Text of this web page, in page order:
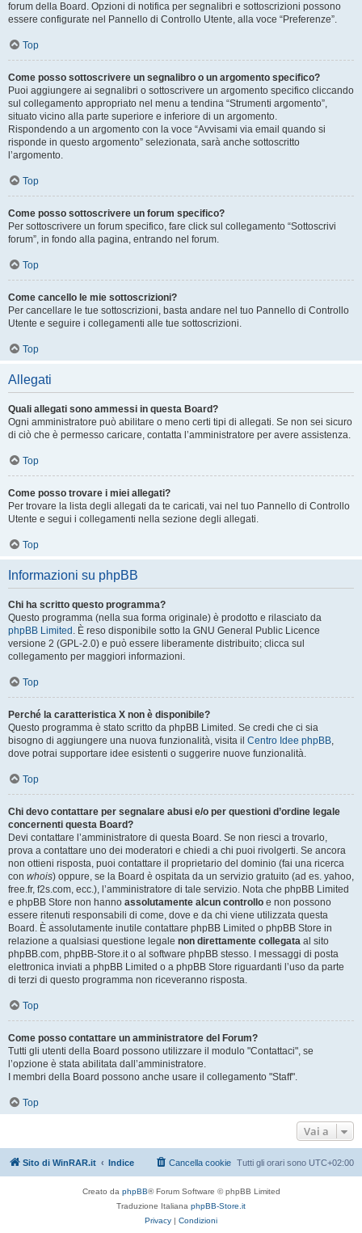
forum della Board. Opzioni di notifica per segnalibri e sottoscrizioni possono
essere configurate nel Pannello di Controllo Utente, alla voce “Preferenze”.
Top
Come posso sottoscrivere un segnalibro o un argomento specifico?
Puoi aggiungere ai segnalibri o sottoscrivere un argomento specifico cliccando
sul collegamento appropriato nel menu a tendina “Strumenti argomento”,
situato vicino alla parte superiore e inferiore di un argomento.
Rispondendo a un argomento con la voce “Avvisami via email quando si
risponde in questo argomento” selezionata, sarà anche sottoscritto
l’argomento.
Top
Come posso sottoscrivere un forum specifico?
Per sottoscrivere un forum specifico, fare click sul collegamento “Sottoscrivi
forum”, in fondo alla pagina, entrando nel forum.
Top
Come cancello le mie sottoscrizioni?
Per cancellare le tue sottoscrizioni, basta andare nel tuo Pannello di Controllo
Utente e seguire i collegamenti alle tue sottoscrizioni.
Top
Allegati
Quali allegati sono ammessi in questa Board?
Ogni amministratore può abilitare o meno certi tipi di allegati. Se non sei sicuro
di ciò che è permesso caricare, contatta l’amministratore per avere assistenza.
Top
Come posso trovare i miei allegati?
Per trovare la lista degli allegati da te caricati, vai nel tuo Pannello di Controllo
Utente e segui i collegamenti nella sezione degli allegati.
Top
Informazioni su phpBB
Chi ha scritto questo programma?
Questo programma (nella sua forma originale) è prodotto e rilasciato da
phpBB Limited . È reso disponibile sotto la GNU General Public Licence
versione 2 (GPL-2.0) e può essere liberamente distribuito; clicca sul
collegamento per maggiori informazioni.
Top
Perché la caratteristica X non è disponibile?
Questo programma è stato scritto da phpBB Limited. Se credi che ci sia
bisogno di aggiungere una nuova funzionalità, visita il Centro Idee phpBB,
dove potrai supportare idee esistenti o suggerire nuove funzionalità.
Top
Chi devo contattare per segnalare abusi e/o per questioni d’ordine legale
concernenti questa Board?
Devi contattare l’amministratore di questa Board. Se non riesci a trovarlo,
prova a contattare uno dei moderatori e chiedi a chi puoi rivolgerti. Se ancora
non ottieni risposta, puoi contattare il proprietario del dominio (fai una ricerca
con whois) oppure, se la Board è ospitata da un servizio gratuito (ad es. yahoo,
free.fr, f2s.com, ecc.), l’amministratore di tale servizio. Nota che phpBB Limited
e phpBB Store non hanno assolutamente alcun controllo e non possono
essere ritenuti responsabili di come, dove e da chi viene utilizzata questa
Board. È assolutamente inutile contattare phpBB Limited o phpBB Store in
relazione a qualsiasi questione legale non direttamente collegata al sito
phpBB.com, phpBB-Store.it o al software phpBB stesso. I messaggi di posta
elettronica inviati a phpBB Limited o a phpBB Store riguardanti l’uso da parte
di terzi di questo programma non riceveranno risposta.
Top
Come posso contattare un amministratore del Forum?
Tutti gli utenti della Board possono utilizzare il modulo "Contattaci", se
l’opzione è stata abilitata dall’amministratore.
I membri della Board possono anche usare il collegamento "Staff".
Top
Vai a
Sito di WinRAR.it Indice Tutti gli orari sono UTC+02:00
Cancella cookie
Creato da phpBB® Forum Software © phpBB Limited
Traduzione Italiana phpBB-Store.it
Privacy | Condizioni